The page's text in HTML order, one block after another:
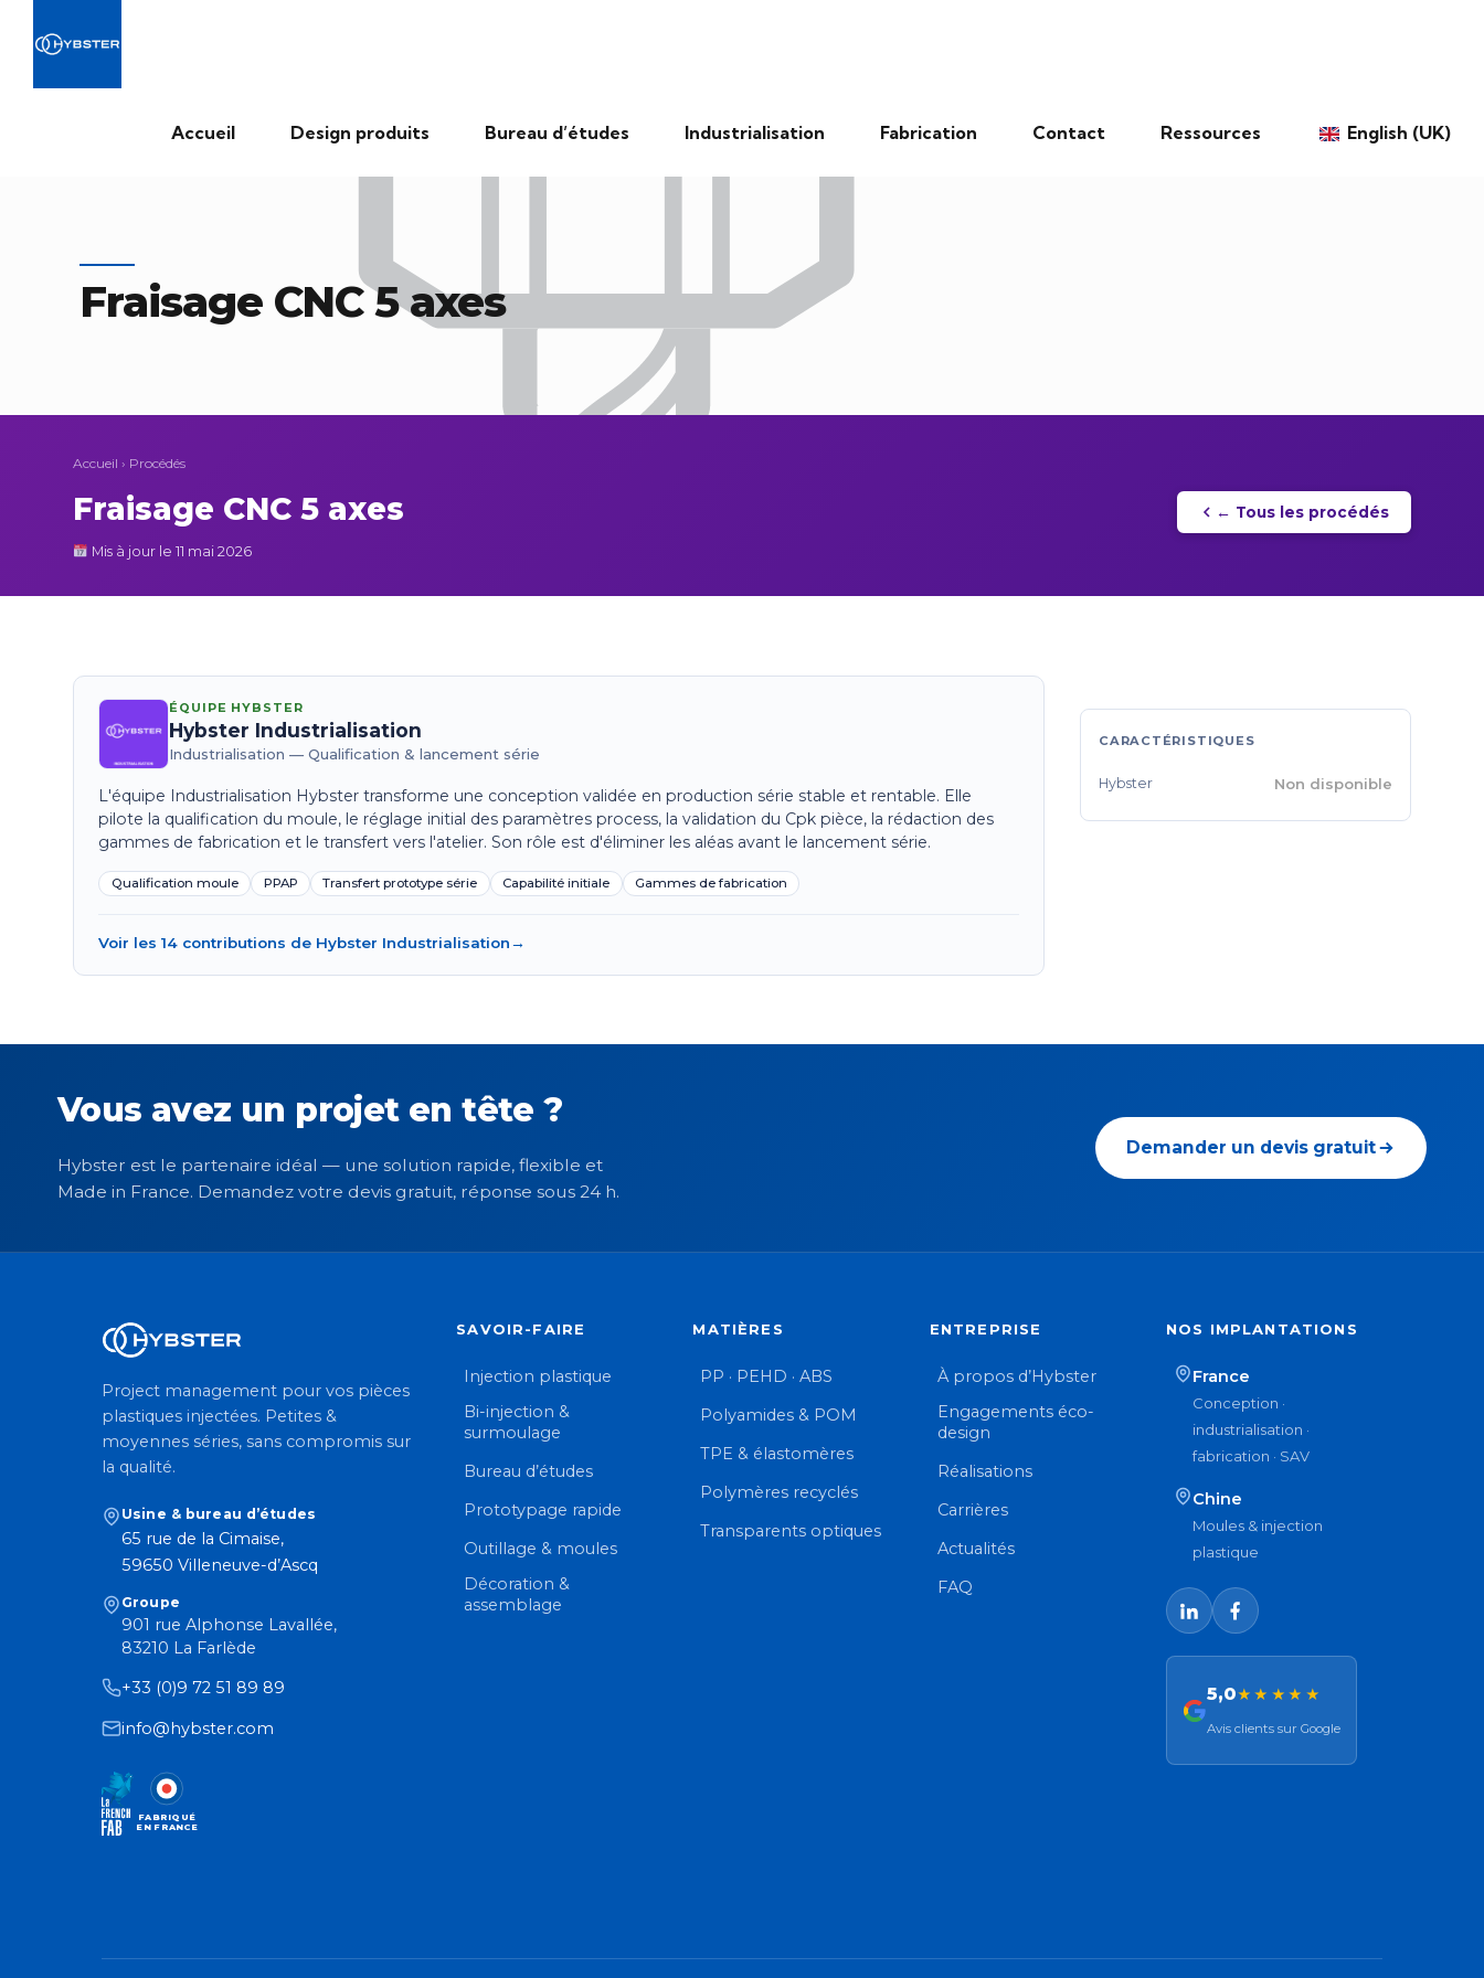
Accueil Design produits Bureau d’études Industrialisation Fabrication Contact Ressources English (UK)
Fraisage CNC 5 axes
Accueil › Procédés
Fraisage CNC 5 axes
Mis à jour le 11 mai 2026
← Tous les procédés
ÉQUIPE HYBSTER
Hybster Industrialisation
Industrialisation — Qualification & lancement série
L'équipe Industrialisation Hybster transforme une conception validée en production série stable et rentable. Elle
pilote la qualification du moule, le réglage initial des paramètres process, la validation du Cpk pièce, la rédaction des
gammes de fabrication et le transfert vers l'atelier. Son rôle est d'éliminer les aléas avant le lancement série.
Qualification moule PPAP Transfert prototype série Capabilité initiale Gammes de fabrication
Voir les 14 contributions de Hybster Industrialisation→
CARACTÉRISTIQUES
Hybster Non disponible
Vous avez un projet en tête ?
Hybster est le partenaire idéal — une solution rapide, flexible et
Made in France. Demandez votre devis gratuit, réponse sous 24 h.
Demander un devis gratuit
Project management pour vos pièces
plastiques injectées. Petites &
moyennes séries, sans compromis sur
la qualité.
Usine & bureau d’études
65 rue de la Cimaise,
59650 Villeneuve-d’Ascq
Groupe
901 rue Alphonse Lavallée,
83210 La Farlède
+33 (0)9 72 51 89 89
info@hybster.com
FABRIQUÉ
EN FRANCE
SAVOIR-FAIRE
Injection plastique
Bi-injection &
surmoulage
Bureau d’études
Prototypage rapide
Outillage & moules
Décoration &
assemblage
MATIÈRES
PP · PEHD · ABS
Polyamides & POM
TPE & élastomères
Polymères recyclés
Transparents optiques
ENTREPRISE
À propos d’Hybster
Engagements éco-
design
Réalisations
Carrières
Actualités
FAQ
NOS IMPLANTATIONS
France
Conception ·
industrialisation ·
fabrication · SAV
Chine
Moules & injection
plastique
5,0★★★★★
Avis clients sur Google